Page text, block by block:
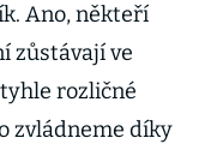
Ano, někteří
zůstávají ve
rozličné
zvládneme díky